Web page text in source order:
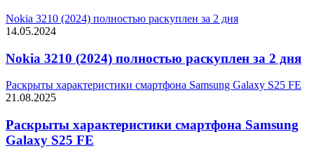
Nokia 3210 (2024) полностью раскуплен за 2 дня
14.05.2024
Nokia 3210 (2024) полностью раскуплен за 2 дня
Раскрыты характеристики смартфона Samsung Galaxy S25 FE
21.08.2025
Раскрыты характеристики смартфона Samsung
Galaxy S25 FE